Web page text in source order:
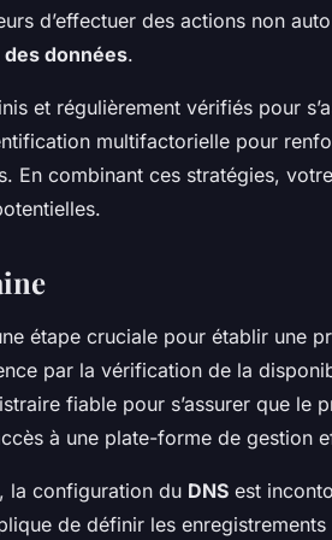
d’effectuer des actions non
données.
et régulièrement vérifiés pour
multifactorielle pour
En combinant ces stratégies,
étape cruciale pour établir une
par la vérification de la
fiable pour s’assurer que le
à une plate-forme de gestion
la configuration du DNS est
de définir les